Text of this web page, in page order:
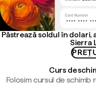
Păstrează soldul în dolari,
Sierra
Curs de
Folosim cursul de schimb